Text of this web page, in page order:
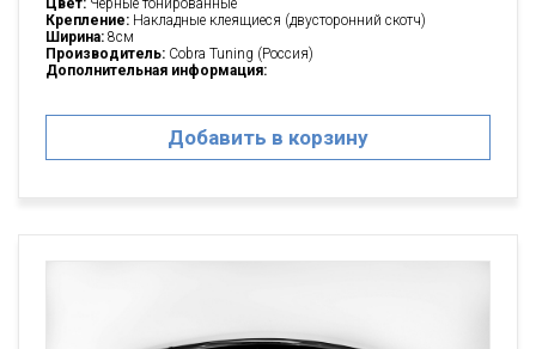
Цвет: Черные тонированные
Крепление: Накладные клеящиеся (двусторонний скотч)
Ширина: 8см
Производитель: Cobra Tuning (Россия)
Дополнительная информация:
Добавить в корзину